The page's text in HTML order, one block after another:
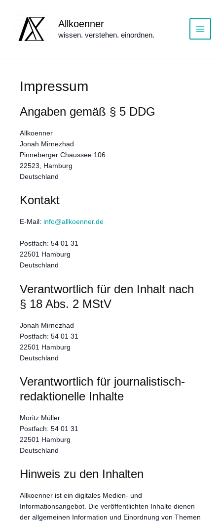
springen
Allkoenner
wissen. verstehen. einordnen.
Main
Impressum
Angaben gemäß § 5 DDG
Allkoenner
Jonah Mirnezhad
Pinneberger Chaussee 106
22523, Hamburg
Deutschland
Kontakt
E-Mail: info@allkoenner.de
Postfach: 54 01 31
22501 Hamburg
Deutschland
Verantwortlich für den Inhalt nach
§ 18 Abs. 2 MStV
Jonah Mirnezhad
Postfach: 54 01 31
22501 Hamburg
Deutschland
Verantwortlich für journalistisch-
redaktionelle Inhalte
Moritz Müller
Postfach: 54 01 31
22501 Hamburg
Deutschland
Hinweis zu den Inhalten
Allkoenner ist ein digitales Medien- und
Informationsangebot. Die veröffentlichten Inhalte dienen
der allgemeinen Information und Einordnung von Themen